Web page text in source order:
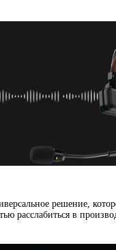
решение
расслабиться в